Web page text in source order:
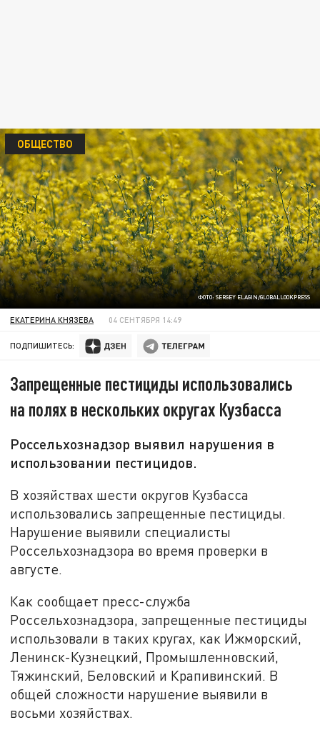
ФОТО: SERGEY ELAGIN/GLOBALLOOKPRESS
ОБЩЕСТВО
ЕКАТЕРИНА КНЯЗЕВА 04 СЕНТЯБРЯ 14:49
ПОДПИШИТЕСЬ:
Запрещенные пестициды использовались
на полях в нескольких округах Кузбасса
Россельхознадзор выявил нарушения в
использовании пестицидов.
В хозяйствах шести округов Кузбасса
использовались запрещенные пестициды.
Нарушение выявили специалисты
Россельхознадзора во время проверки в
августе.
Как сообщает пресс-служба
Россельхознадзора, запрещенные пестициды
использовали в таких кругах, как Ижморский,
Ленинск-Кузнецкий, Промышленновский,
Тяжинский, Беловский и Крапивинский. В
общей сложности нарушение выявили в
восьми хозяйствах.